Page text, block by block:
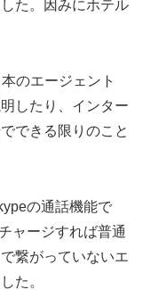
た。因みにホテル
のエージェント
したり、インター
できる限りのこと
の通話機能で
ャージすれば普通
繋がっていないエ
た。